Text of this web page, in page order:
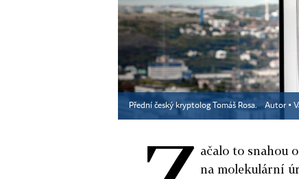
Přední český kryptolog Tomáš Rosa. Autor ▪
ačalo to snahou
na molekulární